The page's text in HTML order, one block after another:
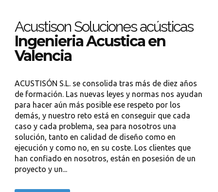
Acustison Soluciones acústicas
Ingenieria Acustica en
Valencia
ACUSTISÓN S.L. se consolida tras más de diez años
de formación. Las nuevas leyes y normas nos ayudan
para hacer aún más posible ese respeto por los
demás, y nuestro reto está en conseguir que cada
caso y cada problema, sea para nosotros una
solución, tanto en calidad de diseño como en
ejecución y como no, en su coste. Los clientes que
han confiado en nosotros, están en posesión de un
proyecto y un...